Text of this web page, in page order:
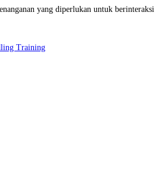
yang diperlukan untuk berinteraksi
Training